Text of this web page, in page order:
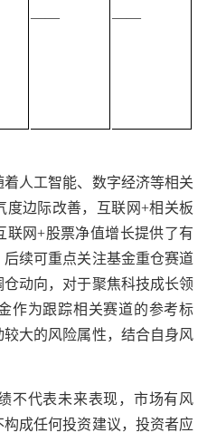
—— ——
人工智能、数字经济等相关
度边际改善，互联网+相关板
联网+股票净值增长提供了有
续可重点关注基金重仓赛道
动向，对于聚焦科技成长领
作为跟踪相关赛道的参考标
大的风险属性，结合自身风
代表未来表现，市场有风
成任何投资建议，投资者应